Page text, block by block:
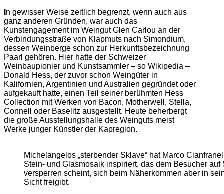
n gewisser Weise zeitlich begrenzt, wenn auch aus
ganz anderen Gründen, war auch das
Kunstengagement im Weingut Glen Carlou an der
Verbindungsstraße von Klapmuts nach Simondium,
dessen Weinberge schon zur Herkunftsbezeichnung
Paarl gehören. Hier hatte der Schweizer
Weinbaupionier und Kunstsammler – so Wikipedia –
Donald Hess, der zuvor schon Weingüter in
Kalifornien, Argentinien und Australien gegründet oder
aufgekauft hatte, einen Teil seiner berühmten Hess
Collection mit Werken von Bacon, Motherwell, Stella,
Connell oder Baselitz ausgestellt. Heute beherbergt
die große Ausstellungshalle des Weinguts meist
Werke junger Künstler der Kapregion.
Michelangelos „sterbender Sklave“ hat Marco
Stein- und Glasmosaik inspiriert, das dem Besucher
versperren scheint, sich beim Näherkommen aber in
Sicht freigibt.